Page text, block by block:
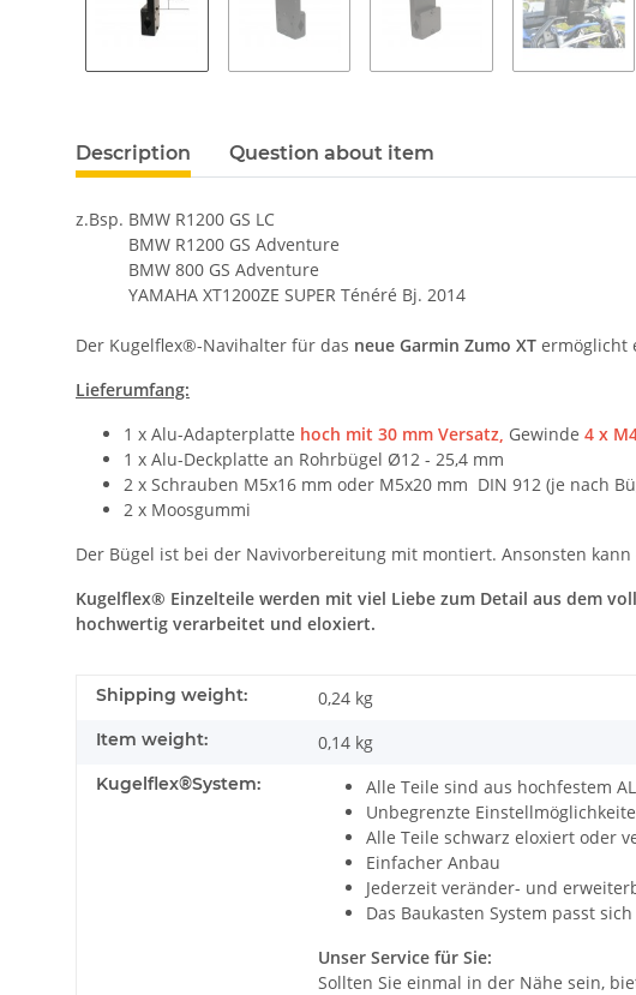
Description Question about item
z.Bsp. BMW R1200 GS LC
BMW R1200 GS Adventure
BMW 800 GS Adventure
YAMAHA XT1200ZE SUPER Ténéré Bj. 2014
Der Kugelflex®-Navihalter für das neue Garmin Zumo XT ermöglicht
Lieferumfang:
1 x Alu-Adapterplatte hoch mit 30 mm Versatz, Gewinde 4 x
1 x Alu-Deckplatte an Rohrbügel Ø12 - 25,4 mm
2 x Schrauben M5x16 mm oder M5x20 mm DIN 912 (je nach
2 x Moosgummi
Der Bügel ist bei der Navivorbereitung mit montiert. Ansonsten
Kugelflex® Einzelteile werden mit viel Liebe zum Detail aus dem
hochwertig verarbeitet und eloxiert.
Shipping weight: 0,24 kg
Item weight: 0,14 kg
Kugelflex®System:
Alle Teile sind aus hochfestem
Unbegrenzte
Alle Teile schwarz eloxiert oder
Einfacher Anbau
Jederzeit veränder- und
Das Baukasten System passt sich
Unser Service für Sie:
Sollten Sie einmal in der Nähe sein,